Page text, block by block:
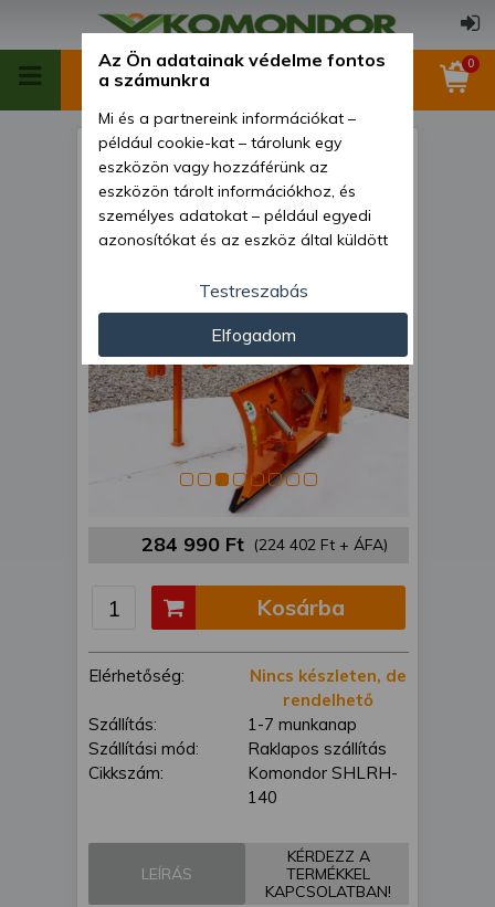
0
Hátsó függesztésű húzólap,
hidraulikus elforgatással,
140cm-es, Komondor SHLRH-
140
284 990 Ft (224 402 Ft + ÁFA)
Elérhetőség:
Nincs készleten, de
rendelhető
Szállítás:
1-7 munkanap
Szállítási mód:
Raklapos szállítás
Cikkszám:
Komondor SHLRH-
140
Kosárba
LEÍRÁS
KÉRDEZZ A
TERMÉKKEL
KAPCSOLATBAN!
Az Ön adatainak védelme fontos
a számunkra
Mi és a partnereink információkat –
például cookie-kat – tárolunk egy
eszközön vagy hozzáférünk az
eszközön tárolt információkhoz, és
személyes adatokat – például egyedi
azonosítókat és az eszköz által küldött
személyre szabott hirdetések és
tartalom nyújtásához, hirdetés- és
tartalomméréshez, nézettségi adatok
gyűjtéséhez, valamint termékek
kifejlesztéséhez és a termékek
javításához. Az Ön engedélyével mi és a
partnereink eszközleolvasásos
módszerrel szerzett pontos geolokációs
adatokat és azonosítási információkat
is felhasználhatunk. A megfelelő helyre
kattintva hozzájárulhat ahhoz, hogy mi
és a partnereink a fent leírtak szerint
lehetőségként a hozzájárulás
megadása vagy elutasítása előtt
részletesebb információkhoz juthat, és
megváltoztathatja beállításait. Felhívjuk
figyelmét, hogy személyes adatainak
bizonyos kezeléséhez nem feltétlenül
szükséges az Ön hozzájárulása, de
jogában áll tiltakozni az ilyen jellegű
adatkezelés ellen. A beállításai csak erre
webhelyre visszatérve vagy az
adatvédelmi szabályzatunk segítségével
bármikor megváltoztathatja a
Testreszabás
Elfogadom